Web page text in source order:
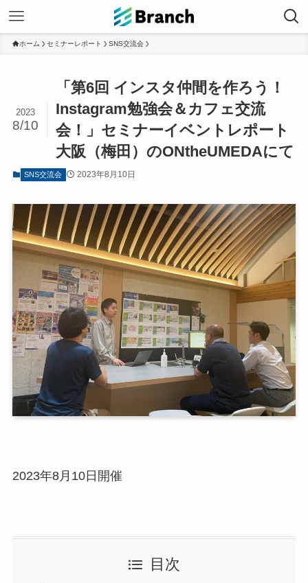
ホーム セミナーレポート SNS交流会
「第6回 インスタ仲間を作ろう！
Instagram勉強会＆カフェ交流
会！」セミナーイベントレポート
大阪（梅田）のONtheUMEDAにて
2023
8/10
SNS交流会 2023年8月10日
2023年8月10日開催
目次